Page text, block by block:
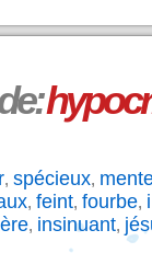
, spécieux,
, feint, fourbe,
, insinuant,